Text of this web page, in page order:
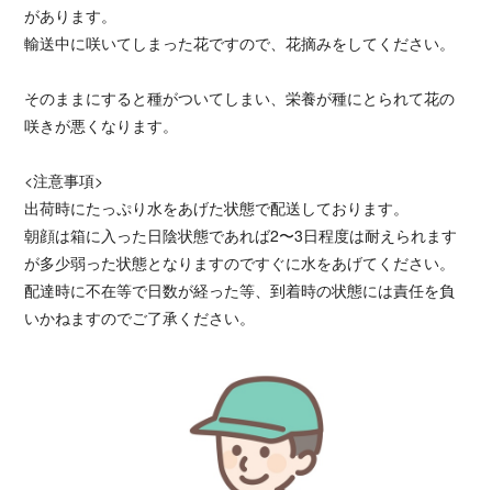
があります。
輸送中に咲いてしまった花ですので、花摘みをしてください。
そのままにすると種がついてしまい、栄養が種にとられて花の
咲きが悪くなります。
<注意事項>
出荷時にたっぷり水をあげた状態で配送しております。
朝顔は箱に入った日陰状態であれば2〜3日程度は耐えられます
が多少弱った状態となりますのですぐに水をあげてください。
配達時に不在等で日数が経った等、到着時の状態には責任を負
いかねますのでご了承ください。